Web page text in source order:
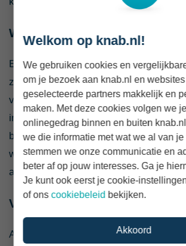
Werk aan
Een website die niemand kan vinden,
zoveel aan. Gelukkig zijn er zaken die
verbeteren om ervoor te zorgen dat
in de zoekresultaten van Google komt
bijvoorbeeld aan de laadtijd van je
woorden dat je op jouw website
alles over in ons artikel metSEO-tips
Vergeet social media niet
Als je je als zzp’er online wilt profileren
Welkom op knab.nl!
We gebruiken cookies en
om je bezoek aan knab.nl en
geselecteerde partners makkelijk en
maken. Met deze cookies volgen we je
onlinegedrag binnen en buiten
we die informatie met wat we al van
stemmen we onze communicatie en
beter af op jouw interesses. Ga je
Je kunt ook eerst je cookie-
of onscookiebeleid bekijken.
Akkoord